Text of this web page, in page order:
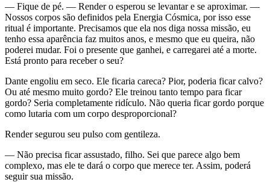
— Fique de pé. — Render o esperou se levantar e se aproximar. —
Nossos corpos são definidos pela Energia Cósmica, por isso esse
ritual é importante. Precisamos que ela nos diga nossa missão, eu
tenho essa aparência faz muitos anos, e mesmo que eu queira, não
poderei mudar. Foi o presente que ganhei, e carregarei até a morte.
Está pronto para receber o seu?
Dante engoliu em seco. Ele ficaria careca? Pior, poderia ficar calvo?
Ou até mesmo muito gordo? Ele treinou tanto tempo para ficar
gordo? Seria completamente ridículo. Não queria ficar gordo porque
como lutaria com um corpo desproporcional?
Render segurou seu pulso com gentileza.
— Não precisa ficar assustado, filho. Sei que parece algo bem
complexo, mas ele te dará o corpo que merece ter. Assim, poderá
seguir sua missão.